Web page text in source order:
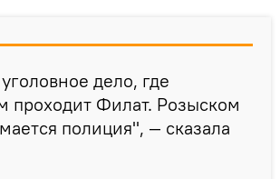
дело, где
проходит Филат. Розыском
полиция", — сказала